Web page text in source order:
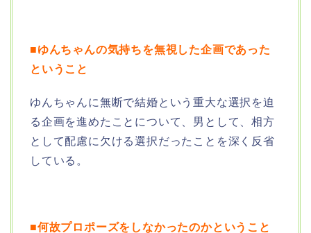
■ゆんちゃんの気持ちを無視した企画であった
ということ
ゆんちゃんに無断で結婚という重大な選択を迫
る企画を進めたことについて、男として、相方
として配慮に欠ける選択だったことを深く反省
している。
■何故プロポーズをしなかったのかということ